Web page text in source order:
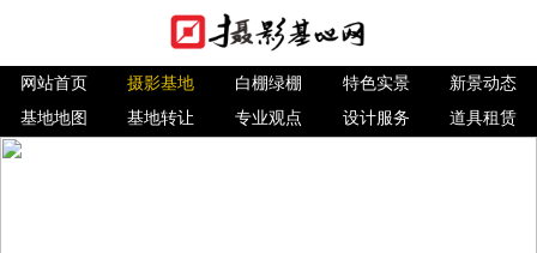
网站首页 摄影基地 白棚绿棚 特色实景
新景动态
基地地图
基地转让 专业观点 设计服务 道具租赁